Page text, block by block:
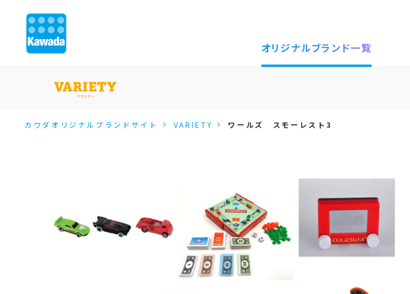
オリジナルブランド一覧
カワダオリジナルブランドサイト VARIETY ワールズ スモーレスト3